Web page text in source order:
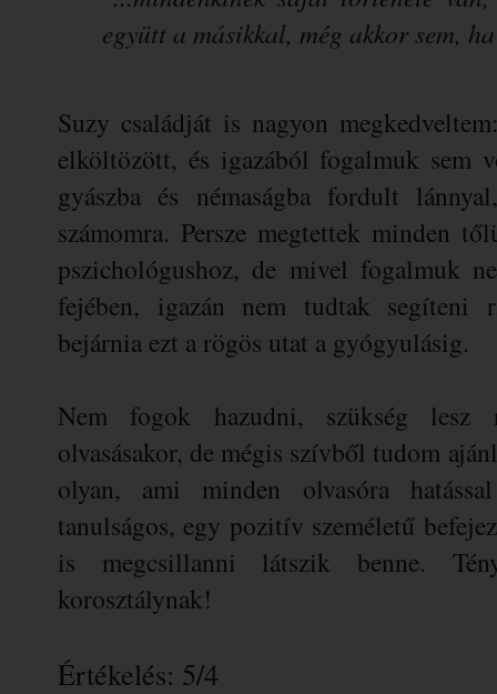
együtt a másikkal, még akkor sem,
Suzy családját is nagyon
elköltözött, és igazából fogalmuk
gyászba és némaságba fordult
számomra. Persze megtettek minden
pszichológushoz, de mivel fogalmuk
fejében, igazán nem tudtak segíteni
bejárnia ezt a rögös utat a gyógyulásig.
Nem fogok hazudni, szükség lesz
olvasásakor, de mégis szívből tudom
olyan, ami minden olvasóra
tanulságos, egy pozitív személetű
is megcsillanni látszik benne.
korosztálynak!
Értékelés: 5/4